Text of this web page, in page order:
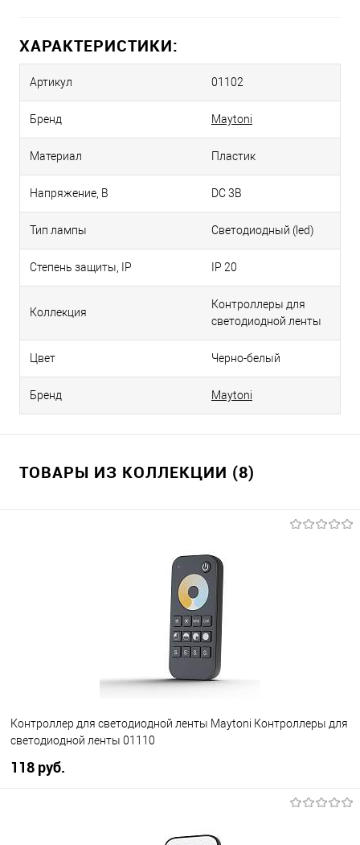
ХАРАКТЕРИСТИКИ:
Артикул 01102
Бренд Maytoni
Материал Пластик
Напряжение, В DC 3В
Тип лампы Светодиодный (led)
Степень защиты, IP IP 20
Коллекция
Контроллеры для
светодиодной ленты
Цвет Черно-белый
Бренд Maytoni
ТОВАРЫ ИЗ КОЛЛЕКЦИИ (8)
Контроллер для светодиодной ленты Maytoni Контроллеры для
светодиодной ленты 01110
118 pуб.